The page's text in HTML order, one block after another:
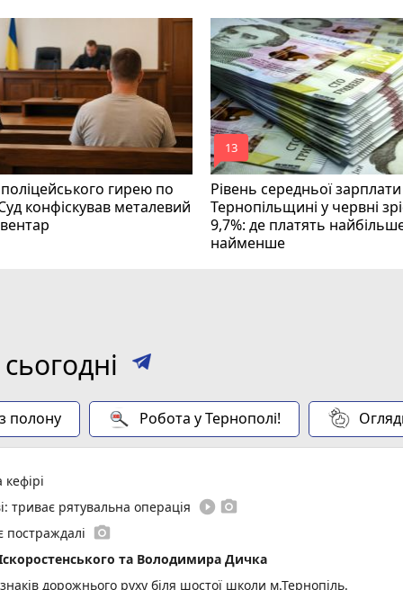
гирею по
конфіскував металевий
Рівень середньої
Тернопільщині у червні
9,7%: де платять
найменше
mode_comment
13
полону Робота у Тернополі!
триває рятувальна операція play_circle_filled photo_camera
постраждалі photo_camera
та Володимира Дичка
дорожнього руху біля шостої школи м.Тернопіль.